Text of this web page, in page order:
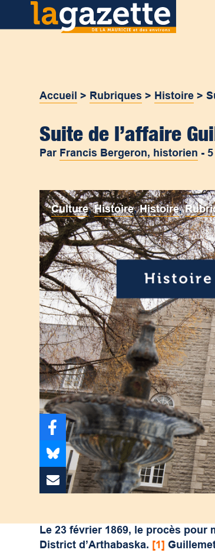
Accueil > Rubriques > Histoire >
Suite de l’affaire
Par Francis Bergeron, historien -
Culture,Histoire,Histoire,
Le 23 février 1869, le procès pour
District d’Arthabaska. [1]